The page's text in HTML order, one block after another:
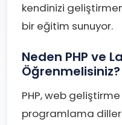
kendinizi
bir eğitim sunuyor.
Neden PHP ve
Öğrenmelisiniz?
PHP, web
programlama